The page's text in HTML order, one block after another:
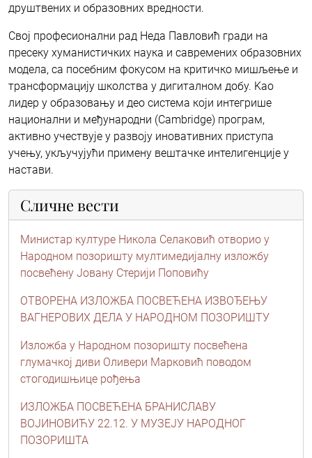
друштвених и образовних вредности.
Свој професионални рад Неда Павловић гради на
пресеку хуманистичких наука и савремених образовних
модела, са посебним фокусом на критичко мишљење и
трансформацију школства у дигиталном добу. Kао
лидер у образовању и део система који интегрише
национални и међународни (Cambridge) програм,
активно учествује у развоју иновативних приступа
учењу, укључујући примену вештачке интелигенције у
настави.
Сличне вести
Министар културе Никола Селаковић отворио у
Народном позоришту мултимедијалну изложбу
посвећену Јовану Стерији Поповићу
ОТВОРЕНА ИЗЛОЖБА ПОСВЕЋЕНА ИЗВОЂЕЊУ
ВАГНЕРОВИХ ДЕЛА У НАРОДНОМ ПОЗОРИШТУ
Изложба у Народном позоришту посвећена
глумачкој диви Оливери Марковић поводом
стогодишњице рођења
ИЗЛОЖБА ПОСВЕЋЕНА БРАНИСЛАВУ
ВОЈИНОВИЋУ 22.12. У МУЗЕЈУ НАРОДНОГ
ПОЗОРИШТА